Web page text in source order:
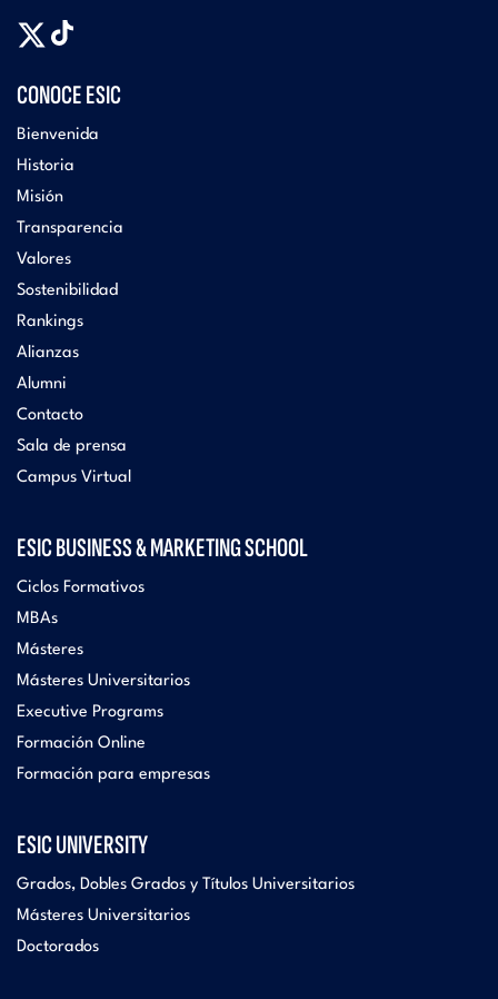
CONOCE ESIC
Bienvenida
Historia
Misión
Transparencia
Valores
Sostenibilidad
Rankings
Alianzas
Alumni
Contacto
Sala de prensa
Campus Virtual
ESIC BUSINESS & MARKETING SCHOOL
Ciclos Formativos
MBAs
Másteres
Másteres Universitarios
Executive Programs
Formación Online
Formación para empresas
ESIC UNIVERSITY
Grados, Dobles Grados y Títulos Universitarios
Másteres Universitarios
Doctorados